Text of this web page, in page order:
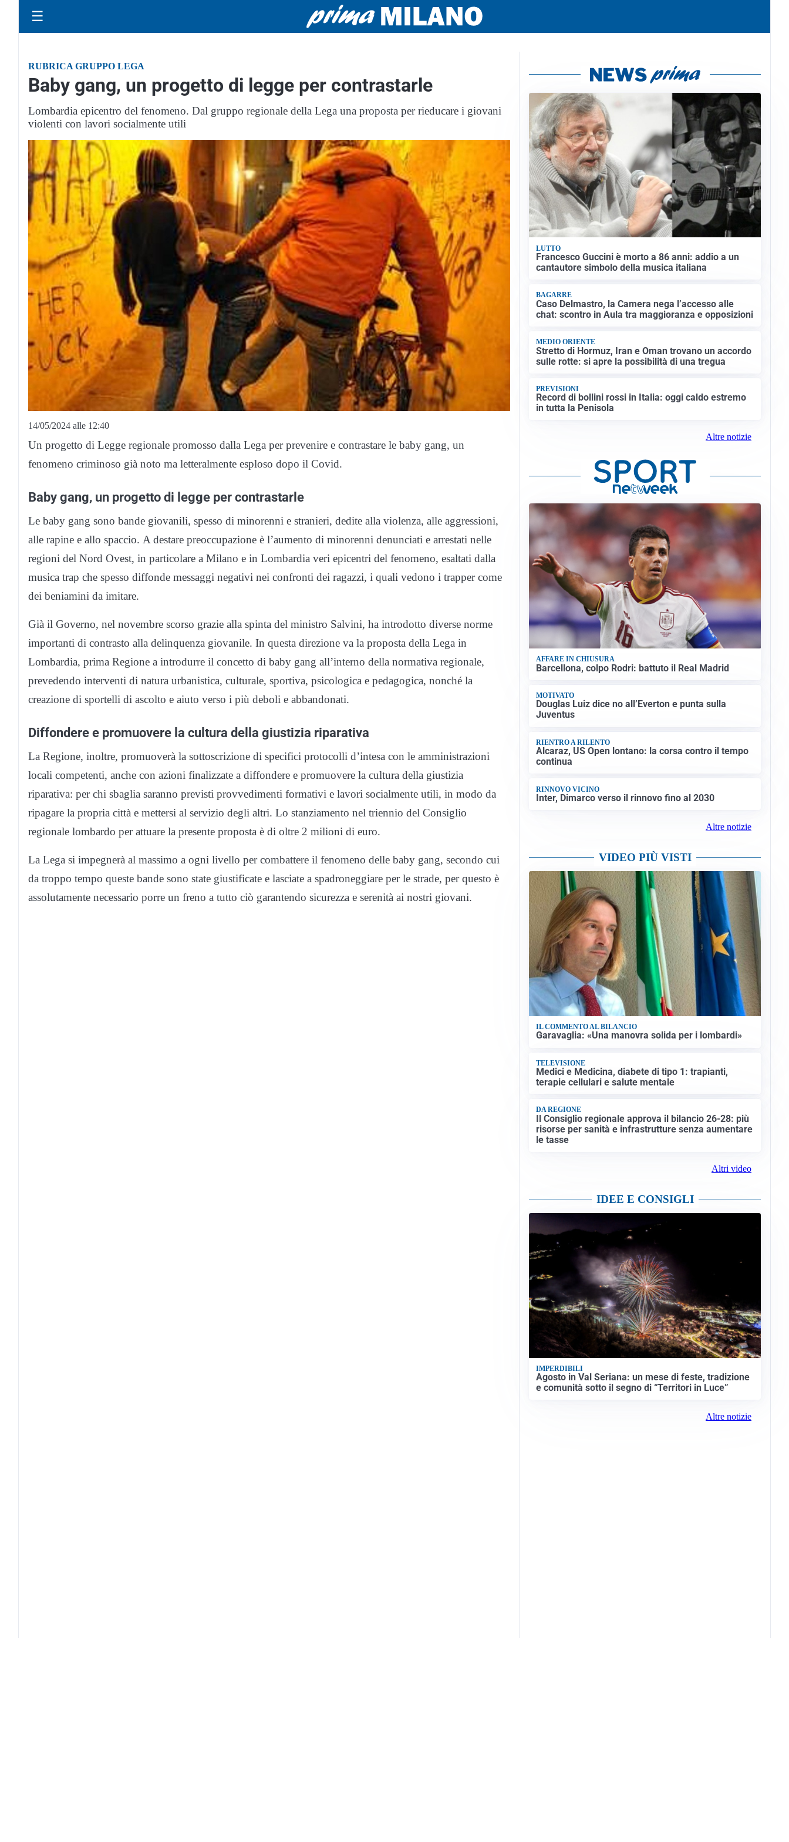
☰
RUBRICA GRUPPO LEGA
Baby gang, un progetto di legge per contrastarle
Lombardia epicentro del fenomeno. Dal gruppo regionale della Lega una proposta per rieducare i giovani
violenti con lavori socialmente utili
14/05/2024 alle 12:40
Un progetto di Legge regionale promosso dalla Lega per prevenire e contrastare le baby gang, un
fenomeno criminoso già noto ma letteralmente esploso dopo il Covid.
Baby gang, un progetto di legge per contrastarle
Le baby gang sono bande giovanili, spesso di minorenni e stranieri, dedite alla violenza, alle aggressioni,
alle rapine e allo spaccio. A destare preoccupazione è l’aumento di minorenni denunciati e arrestati nelle
regioni del Nord Ovest, in particolare a Milano e in Lombardia veri epicentri del fenomeno, esaltati dalla
musica trap che spesso diffonde messaggi negativi nei confronti dei ragazzi, i quali vedono i trapper come
dei beniamini da imitare.
Già il Governo, nel novembre scorso grazie alla spinta del ministro Salvini, ha introdotto diverse norme
importanti di contrasto alla delinquenza giovanile. In questa direzione va la proposta della Lega in
Lombardia, prima Regione a introdurre il concetto di baby gang all’interno della normativa regionale,
prevedendo interventi di natura urbanistica, culturale, sportiva, psicologica e pedagogica, nonché la
creazione di sportelli di ascolto e aiuto verso i più deboli e abbandonati.
Diffondere e promuovere la cultura della giustizia riparativa
La Regione, inoltre, promuoverà la sottoscrizione di specifici protocolli d’intesa con le amministrazioni
locali competenti, anche con azioni finalizzate a diffondere e promuovere la cultura della giustizia
riparativa: per chi sbaglia saranno previsti provvedimenti formativi e lavori socialmente utili, in modo da
ripagare la propria città e mettersi al servizio degli altri. Lo stanziamento nel triennio del Consiglio
regionale lombardo per attuare la presente proposta è di oltre 2 milioni di euro.
La Lega si impegnerà al massimo a ogni livello per combattere il fenomeno delle baby gang, secondo cui
da troppo tempo queste bande sono state giustificate e lasciate a spadroneggiare per le strade, per questo è
assolutamente necessario porre un freno a tutto ciò garantendo sicurezza e serenità ai nostri giovani.
LUTTO
Francesco Guccini è morto a 86 anni: addio a un
cantautore simbolo della musica italiana
BAGARRE
Caso Delmastro, la Camera nega l’accesso alle
chat: scontro in Aula tra maggioranza e opposizioni
MEDIO ORIENTE
Stretto di Hormuz, Iran e Oman trovano un accordo
sulle rotte: si apre la possibilità di una tregua
PREVISIONI
Record di bollini rossi in Italia: oggi caldo estremo
in tutta la Penisola
Altre notizie
AFFARE IN CHIUSURA
Barcellona, colpo Rodri: battuto il Real Madrid
MOTIVATO
Douglas Luiz dice no all’Everton e punta sulla
Juventus
RIENTRO A RILENTO
Alcaraz, US Open lontano: la corsa contro il tempo
continua
RINNOVO VICINO
Inter, Dimarco verso il rinnovo fino al 2030
Altre notizie
VIDEO PIÙ VISTI
IL COMMENTO AL BILANCIO
Garavaglia: «Una manovra solida per i lombardi»
TELEVISIONE
Medici e Medicina, diabete di tipo 1: trapianti,
terapie cellulari e salute mentale
DA REGIONE
Il Consiglio regionale approva il bilancio 26-28: più
risorse per sanità e infrastrutture senza aumentare
le tasse
Altri video
IDEE E CONSIGLI
IMPERDIBILI
Agosto in Val Seriana: un mese di feste, tradizione
e comunità sotto il segno di “Territori in Luce”
Altre notizie